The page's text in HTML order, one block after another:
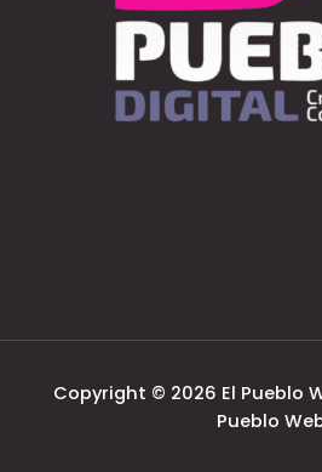
Copyright © 2026 El Pueblo
Pueblo